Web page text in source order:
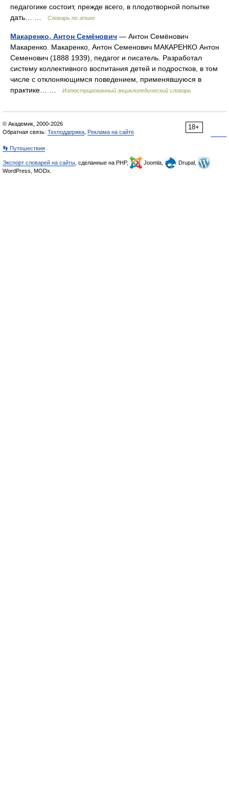
педагогике состоит, прежде всего, в плодотворной попытке
дать… …
Словарь по этике
Макаренко, Антон Семёнович — Антон Семёнович
Макаренко. Макаренко, Антон Семенович МАКАРЕНКО Антон
Семенович (1888 1939), педагог и писатель. Разработал
систему коллективного воспитания детей и подростков, в том
числе с отклоняющимся поведением, применявшуюся в
практике… …
Иллюстрированный энциклопедический словарь
18+
© Академик, 2000-2026
Обратная связь: Техподдержка Реклама на сайте
👣 Путешествия
Экспорт словарей на сайты , сделанные на PHP, Joomla,
Drupal,
WordPress, MODx.